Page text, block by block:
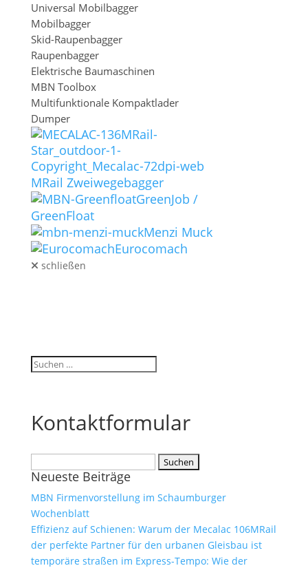
Universal Mobilbagger
Mobilbagger
Skid-Raupenbagger
Raupenbagger
Elektrische Baumaschinen
MBN Toolbox
Multifunktionale Kompaktlader
Dumper
MRail Zweiwegebagger
GreenJob /
GreenFloat
Menzi Muck
Eurocomach
schließen
Kontaktformular
nach:
Neueste Beiträge
MBN Firmenvorstellung im Schaumburger
Wochenblatt
Effizienz auf Schienen: Warum der Mecalac 106MRail
der perfekte Partner für den urbanen Gleisbau ist
temporäre straßen im Express-Tempo: Wie der